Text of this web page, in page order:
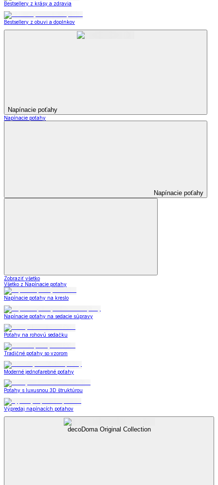
Bestsellery z krásy a zdravia
Bestsellery z obuvi a doplnkov
Napínacie poťahy
Napínacie poťahy
Napínacie poťahy
Zobraziť všetko
Všetko z Napínacie poťahy
Napínacie poťahy na kreslo
Napínacie poťahy na sedacie súpravy
Poťahy na rohovú sedačku
Tradičné poťahy so vzorom
Moderné jednofarebné poťahy
Poťahy s luxusnou 3D štruktúrou
Výpredaj napínacích poťahov
decoDoma Original Collection